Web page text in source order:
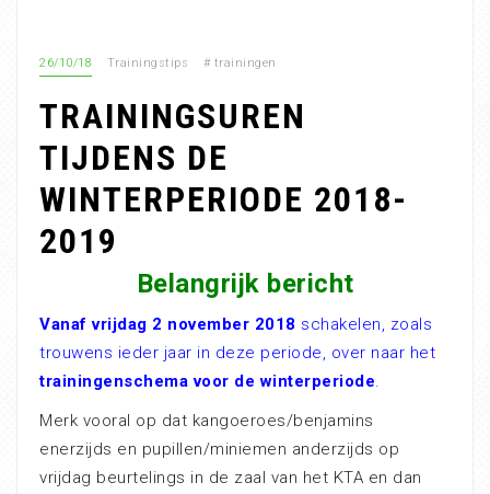
26/10/18 Trainingstips # trainingen
TRAININGSUREN
TIJDENS DE
WINTERPERIODE 2018-
2019
Belangrijk bericht
Vanaf vrijdag 2 november 2018 schakelen, zoals
trouwens ieder jaar in deze periode, over naar het
trainingenschema voor de winterperiode.
Merk vooral op dat kangoeroes/benjamins
enerzijds en pupillen/miniemen anderzijds op
vrijdag beurtelings in de zaal van het KTA en dan